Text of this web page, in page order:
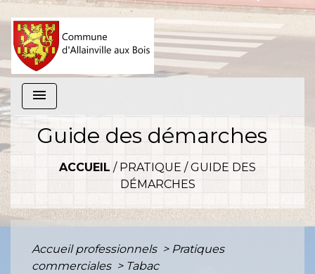
menu
Guide des démarches
ACCUEIL / PRATIQUE /GUIDE DES
DÉMARCHES
Accueil professionnels > Pratiques
commerciales > Tabac